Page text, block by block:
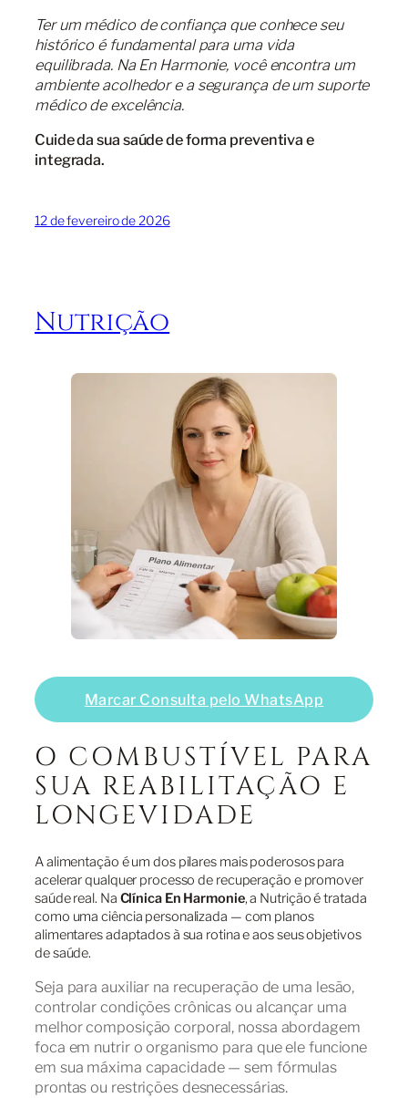
Ter um médico de confiança que conhece seu
histórico é fundamental para uma vida
equilibrada. Na En Harmonie, você encontra um
ambiente acolhedor e a segurança de um suporte
médico de excelência.
Cuide da sua saúde de forma preventiva e
integrada.
12 de fevereiro de 2026
Nutrição
Marcar Consulta pelo WhatsApp
O COMBUSTÍVEL PARA
SUA REABILITAÇÃO E
LONGEVIDADE
A alimentação é um dos pilares mais poderosos para
acelerar qualquer processo de recuperação e promover
saúde real. Na Clínica En Harmonie, a Nutrição é tratada
como uma ciência personalizada — com planos
alimentares adaptados à sua rotina e aos seus objetivos
de saúde.
Seja para auxiliar na recuperação de uma lesão,
controlar condições crônicas ou alcançar uma
melhor composição corporal, nossa abordagem
foca em nutrir o organismo para que ele funcione
em sua máxima capacidade — sem fórmulas
prontas ou restrições desnecessárias.